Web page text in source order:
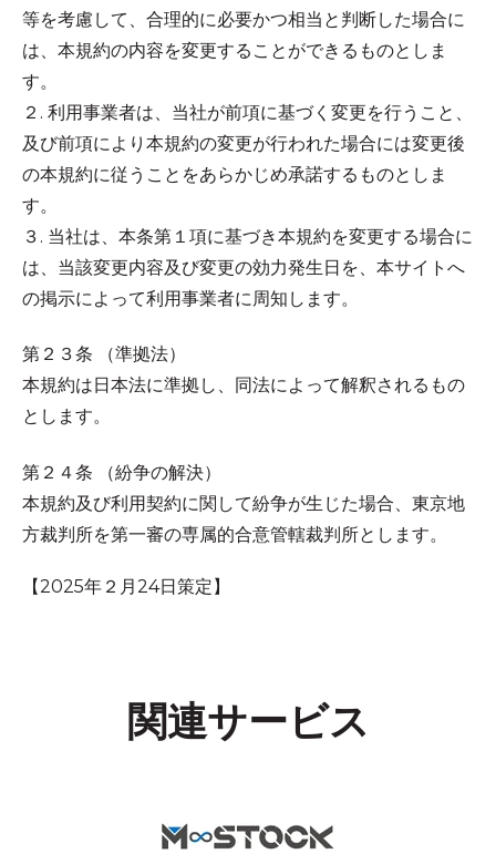
等を考慮して、合理的に必要かつ相当と判断した場合に
は、本規約の内容を変更することができるものとしま
す。
２. 利用事業者は、当社が前項に基づく変更を行うこと、
及び前項により本規約の変更が行われた場合には変更後
の本規約に従うことをあらかじめ承諾するものとしま
す。
３. 当社は、本条第１項に基づき本規約を変更する場合に
は、当該変更内容及び変更の効力発生日を、本サイトへ
の掲示によって利用事業者に周知します。
第２３条 （準拠法）
本規約は日本法に準拠し、同法によって解釈されるもの
とします。
第２４条 （紛争の解決）
本規約及び利用契約に関して紛争が生じた場合、東京地
方裁判所を第一審の専属的合意管轄裁判所とします。
【2025年２月24日策定】
関連サービス